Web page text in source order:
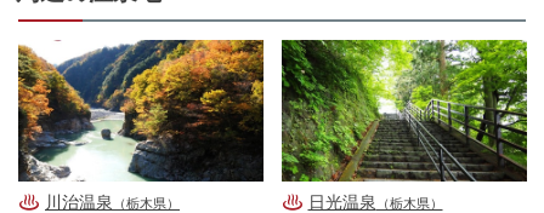
川治温泉 （栃木県） 日光温泉 （栃木県）